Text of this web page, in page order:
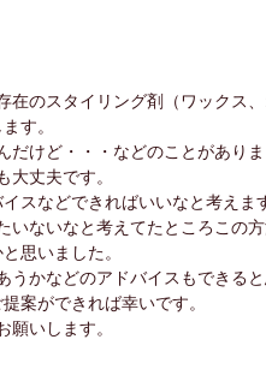
のスタイリング剤（ワックス
す。
だけど・・・などのことがあり
大丈夫です。
スなどできればいいなと考えま
いないなと考えてたところこの
思いました。
かなどのアドバイスもできると
案ができれば幸いです。
願いします。